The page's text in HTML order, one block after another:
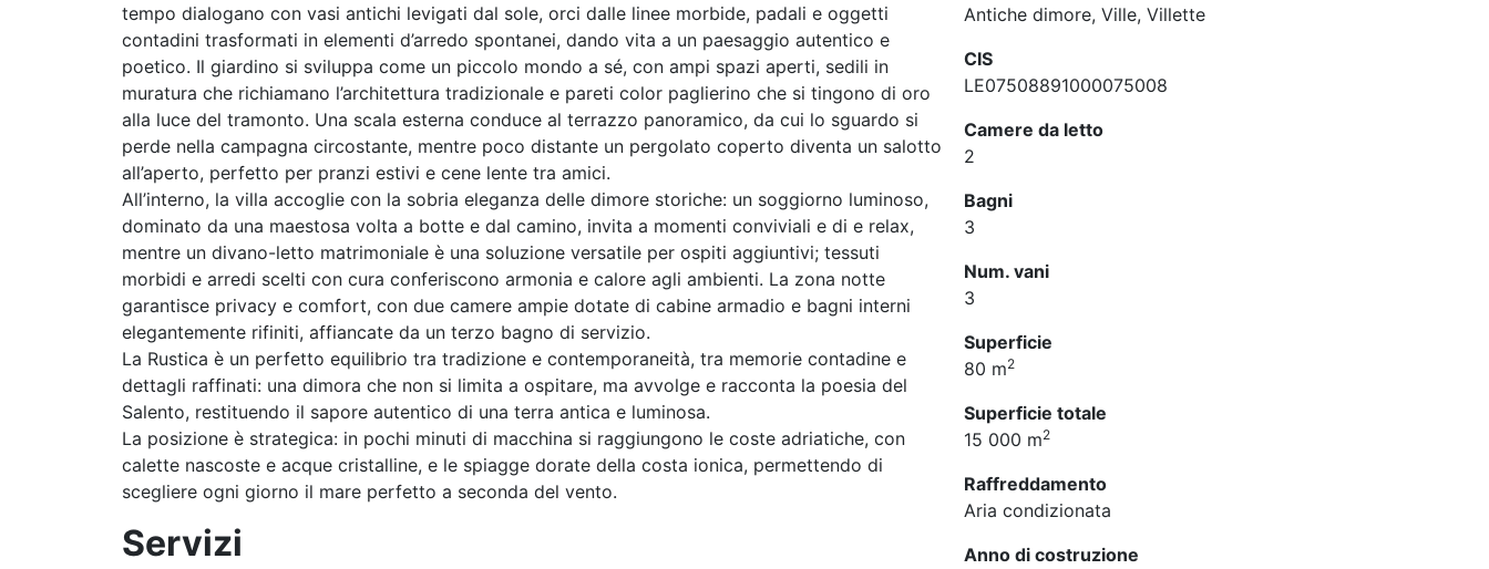
tempo dialogano con vasi antichi levigati dal sole, orci dalle linee morbide, padali e oggetti
contadini trasformati in elementi d’arredo spontanei, dando vita a un paesaggio autentico e
poetico. Il giardino si sviluppa come un piccolo mondo a sé, con ampi spazi aperti, sedili in
muratura che richiamano l’architettura tradizionale e pareti color paglierino che si tingono di oro
alla luce del tramonto. Una scala esterna conduce al terrazzo panoramico, da cui lo sguardo si
perde nella campagna circostante, mentre poco distante un pergolato coperto diventa un salotto
all’aperto, perfetto per pranzi estivi e cene lente tra amici.
All’interno, la villa accoglie con la sobria eleganza delle dimore storiche: un soggiorno luminoso,
dominato da una maestosa volta a botte e dal camino, invita a momenti conviviali e di e relax,
mentre un divano-letto matrimoniale è una soluzione versatile per ospiti aggiuntivi; tessuti
morbidi e arredi scelti con cura conferiscono armonia e calore agli ambienti. La zona notte
garantisce privacy e comfort, con due camere ampie dotate di cabine armadio e bagni interni
elegantemente rifiniti, affiancate da un terzo bagno di servizio.
La Rustica è un perfetto equilibrio tra tradizione e contemporaneità, tra memorie contadine e
dettagli raffinati: una dimora che non si limita a ospitare, ma avvolge e racconta la poesia del
Salento, restituendo il sapore autentico di una terra antica e luminosa.
La posizione è strategica: in pochi minuti di macchina si raggiungono le coste adriatiche, con
calette nascoste e acque cristalline, e le spiagge dorate della costa ionica, permettendo di
scegliere ogni giorno il mare perfetto a seconda del vento.
Servizi
Antiche dimore, Ville, Villette
CIS
LE07508891000075008
Camere da letto
2
Bagni
3
Num. vani
3
Superficie
80 m2
Superficie totale
15 000 m2
Raffreddamento
Aria condizionata
Anno di costruzione